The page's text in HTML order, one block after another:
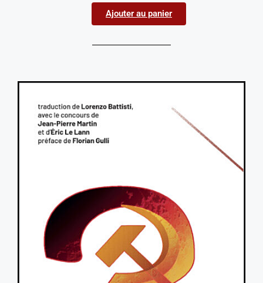
Ajouter au panier